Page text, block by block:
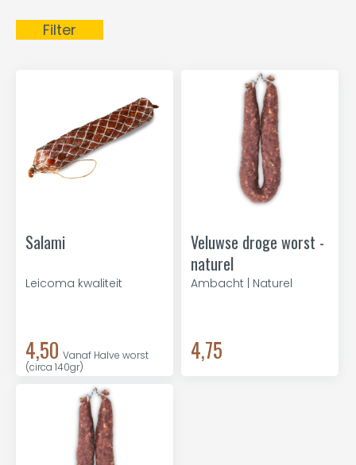
Filter
Salami
Leicoma kwaliteit
4,50 Vanaf Halve worst
(circa 140gr)
Veluwse droge worst -
naturel
Ambacht | Naturel
4,75